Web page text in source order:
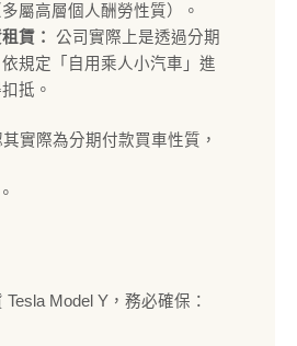
屬高層個人酬勞性質）。
賃：
公司實際上是透過分期
規定「自用乘人小汽車」進
抵。
實際為分期付款買車性質，
Model Y，務必確保：